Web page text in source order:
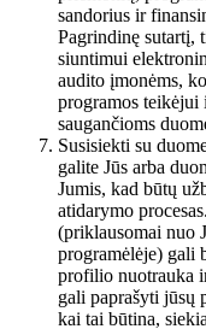
sandorius ir
Pagrindinę sutartį,
siuntimui
audito įmonėms,
programos teikėjui
saugančioms
Susisiekti su
galite Jūs arba
Jumis, kad būtų
atidarymo
(priklausomai nuo
programėlėje) gali
profilio nuotrauka
gali paprašyti jūsų
kai tai būtina,